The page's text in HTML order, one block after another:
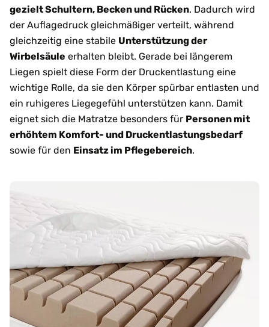
gezielt Schultern, Becken und Rücken. Dadurch wird
der Auflagedruck gleichmäßiger verteilt, während
gleichzeitig eine stabile Unterstützung der
Wirbelsäule erhalten bleibt. Gerade bei längerem
Liegen spielt diese Form der Druckentlastung eine
wichtige Rolle, da sie den Körper spürbar entlasten und
ein ruhigeres Liegegefühl unterstützen kann. Damit
eignet sich die Matratze besonders für Personen mit
erhöhtem Komfort- und Druckentlastungsbedarf
sowie für den Einsatz im Pflegebereich.